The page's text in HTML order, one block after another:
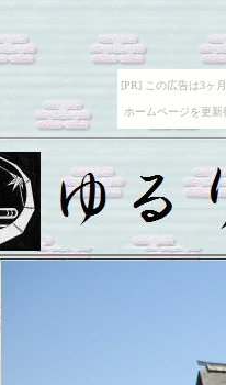
[PR] この広告は3ヶ
ホームページを更